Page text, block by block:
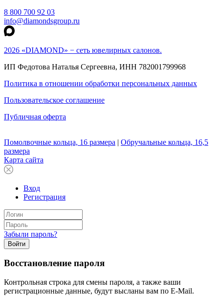
8 800 700 92 03
info@diamondsgroup.ru
2026 «DIAMOND» − сеть ювелирных салонов.
ИП Федотова Наталья Сергеевна, ИНН 782001799968
Политика в отношении обработки персональных данных
Пользовательское соглашение
Публичная оферта
Помолвочные кольца, 16 размера | Обручальные кольца, 16,5
размера
Карта сайта
Вход
Регистрация
Забыли пароль?
Войти
Восстановление пароля
Контрольная строка для смены пароля, а также ваши
регистрационные данные, будут высланы вам по E-Mail.